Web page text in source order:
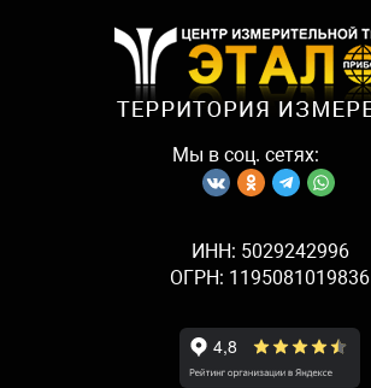
Мы в соц. сетях:
ИНН: 5029242996
ОГРН: 1195081019836